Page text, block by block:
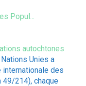
Popul...
Unies a
internationale des
214), chaque